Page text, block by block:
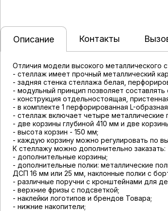
Описание Контакты
Отличия модели высокого металлического
- стеллаж имеет прочный металлический
- задняя стенка стеллажа белая,
- модульный принцип позволяет
- конструкция отдельностоящая,
- в комплекте 1 перфорированная L-
- стеллаж включает четыре
- две корзины глубиной 410 мм и две
- высота корзин - 150 мм;
- каждую корзину можно регулировать по
К стеллажу можно дополнительно заказать:
- дополнительные корзины;
- дополнительные полки: металлические
ДСП 16 мм или 25 мм, наклонные полки с
- различные поручни с кронштейнами для
- верхние фризы с подсветкой;
- наклейки логотипов и брендов Товара;
- нижние накопители;